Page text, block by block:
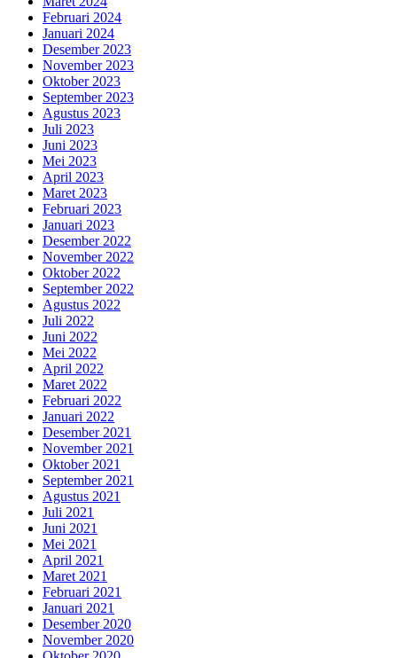
Februari 2024
Januari 2024
Desember 2023
November 2023
Oktober 2023
September 2023
Agustus 2023
Juli 2023
Juni 2023
Mei 2023
April 2023
Maret 2023
Februari 2023
Januari 2023
Desember 2022
November 2022
Oktober 2022
September 2022
Agustus 2022
Juli 2022
Juni 2022
Mei 2022
April 2022
Maret 2022
Februari 2022
Januari 2022
Desember 2021
November 2021
Oktober 2021
September 2021
Agustus 2021
Juli 2021
Juni 2021
Mei 2021
April 2021
Maret 2021
Februari 2021
Januari 2021
Desember 2020
November 2020